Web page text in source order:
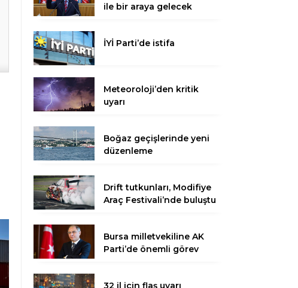
ile bir araya gelecek
İYİ Parti’de istifa
Meteoroloji’den kritik
uyarı
Boğaz geçişlerinde yeni
düzenleme
Drift tutkunları, Modifiye
Araç Festivali’nde buluştu
Bursa milletvekiline AK
Parti’de önemli görev
32 il için flaş uyarı